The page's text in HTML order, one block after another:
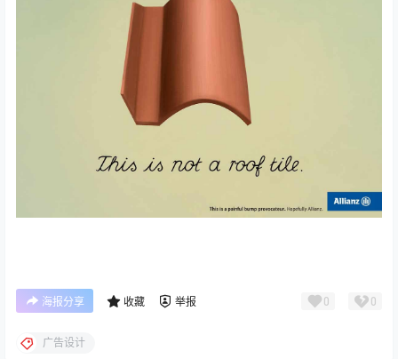
海报分享 收藏 举报 0 0
广告设计